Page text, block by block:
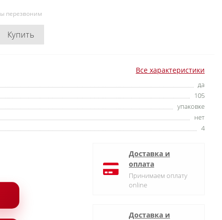
перезвоним
Купить
Все характеристики
да
105
упаковке
нет
4
Доставка и
оплата
Принимаем оплату
online
Доставка и